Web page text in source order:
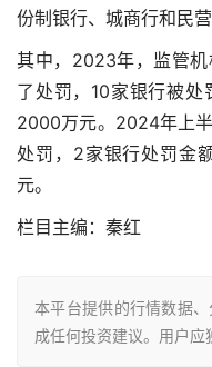
份制银行、城商行和民营
其中，2023年，监管机
了处罚，10家银行被
2000万元。2024年上
处罚，2家银行处罚金
元。
栏目主编：秦红
本平台提供的行情数据
成任何投资建议。用户应